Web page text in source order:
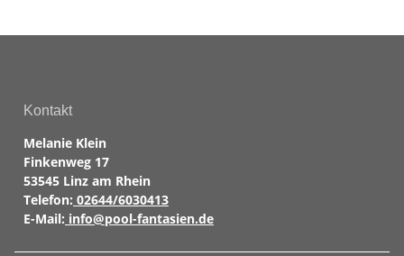
Kontakt
Melanie Klein
Finkenweg 17
53545 Linz am Rhein
Telefon: 02644/6030413
E-Mail: info@pool-fantasien.de